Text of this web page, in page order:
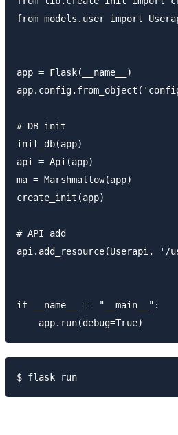
from models.user import
app = Flask(__name__)
# DB init
init_db(app)
api = Api(app)
ma = Marshmallow(app)
create_init(app)
# API add
api.add_resource(Userapi, '/
if __name__ == "__main__":